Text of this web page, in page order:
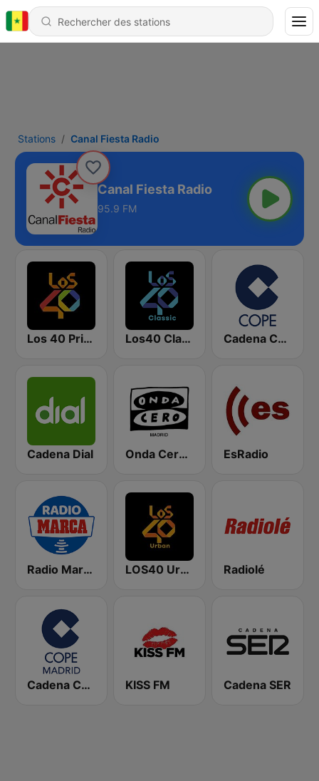
Stations Canal Fiesta Radio
Canal Fiesta Radio
95.9 FM
Los 40 Principales Los40 Classic Cadena COPE
Cadena Dial Onda Cero Madrid EsRadio
Radio Marca Nacional LOS40 Urban Radiolé
Cadena COPE Madrid KISS FM Cadena SER